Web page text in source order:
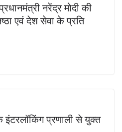
नरेंद्र मोदी की
एवं देश सेवा के प्रति
इंटरलॉकिंग प्रणाली से युक्त